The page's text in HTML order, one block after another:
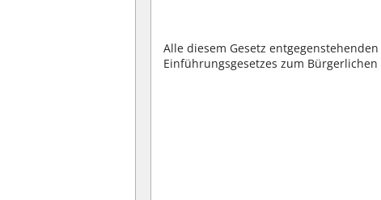
Alle diesem Gesetz
Einführungsgesetzes zum